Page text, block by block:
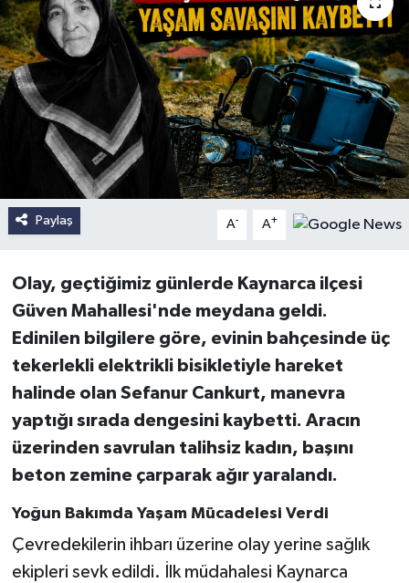
Paylaş A- A+
Olay, geçtiğimiz günlerde Kaynarca ilçesi
Güven Mahallesi'nde meydana geldi.
Edinilen bilgilere göre, evinin bahçesinde üç
tekerlekli elektrikli bisikletiyle hareket
halinde olan Sefanur Cankurt, manevra
yaptığı sırada dengesini kaybetti. Aracın
üzerinden savrulan talihsiz kadın, başını
beton zemine çarparak ağır yaralandı.
Yoğun Bakımda Yaşam Mücadelesi Verdi
Çevredekilerin ihbarı üzerine olay yerine sağlık
ekipleri sevk edildi. İlk müdahalesi Kaynarca